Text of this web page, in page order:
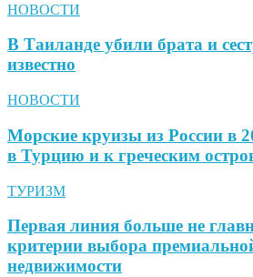
НОВОСТИ
В Таиланде убили брата и
известно
НОВОСТИ
Морские круизы из России в
в Турцию и к греческим
ТУРИЗМ
Первая линия больше не
критерии выбора
недвижимости